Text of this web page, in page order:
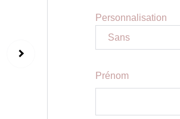
Personnalisation
Prénom